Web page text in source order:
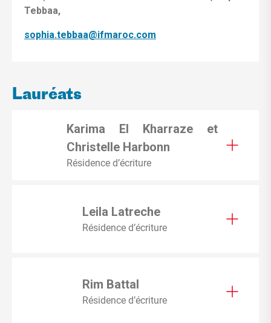
Tebbaa,
sophia.tebbaa@ifmaroc.com
Lauréats
Karima El Kharraze et
Christelle Harbonn
Résidence d’écriture
Leila Latreche
Résidence d’écriture
Rim Battal
Résidence d’écriture